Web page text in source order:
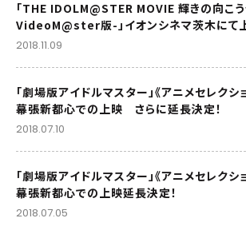
「THE IDOLM@STER MOVIE 輝きの向こう
VideoM@ster版-」イオンシネマ茨木にて
2018.11.09
「劇場版アイドルマスター」《アニメセレクシ
幕張新都心での上映 さらに延長決定！
2018.07.10
「劇場版アイドルマスター」《アニメセレクシ
幕張新都心での上映延長決定！
2018.07.05